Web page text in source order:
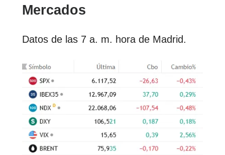
Mercados
Datos de las 7 a. m. hora de Madrid.